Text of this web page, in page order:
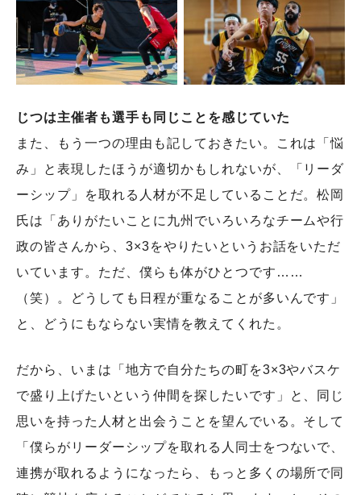
じつは主催者も選手も同じことを感じていた
また、もう一つの理由も記しておきたい。これは「悩
み」と表現したほうが適切かもしれないが、「リーダ
ーシップ」を取れる人材が不足していることだ。松岡
氏は「ありがたいことに九州でいろいろなチームや行
政の皆さんから、3×3をやりたいというお話をいただ
いています。ただ、僕らも体がひとつです……
（笑）。どうしても日程が重なることが多いんです」
と、どうにもならない実情を教えてくれた。
だから、いまは「地方で自分たちの町を3×3やバスケ
で盛り上げたいという仲間を探したいです」と、同じ
思いを持った人材と出会うことを望んでいる。そして
「僕らがリーダーシップを取れる人同士をつないで、
連携が取れるようになったら、もっと多くの場所で同